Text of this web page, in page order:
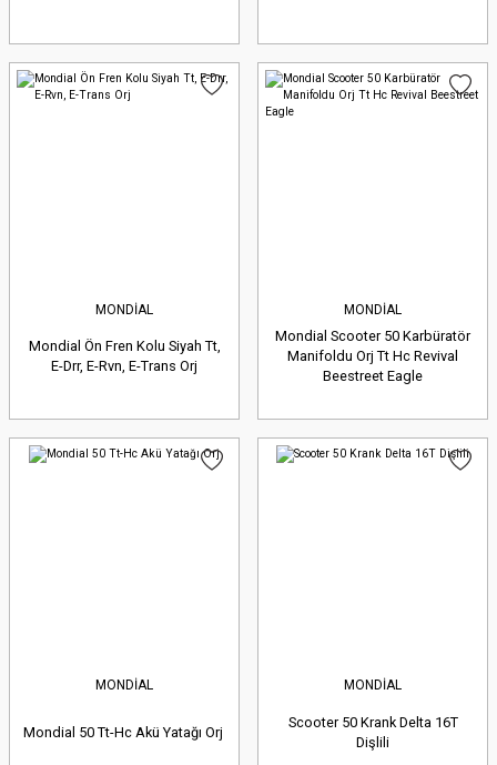
MONDİAL
Mondial Ön Fren Kolu Siyah Tt,
E-Drr, E-Rvn, E-Trans Orj
MONDİAL
Mondial Scooter 50 Karbüratör
Manifoldu Orj Tt Hc Revival
Beestreet Eagle
MONDİAL
Mondial 50 Tt-Hc Akü Yatağı Orj
MONDİAL
Scooter 50 Krank Delta 16T
Dişlili